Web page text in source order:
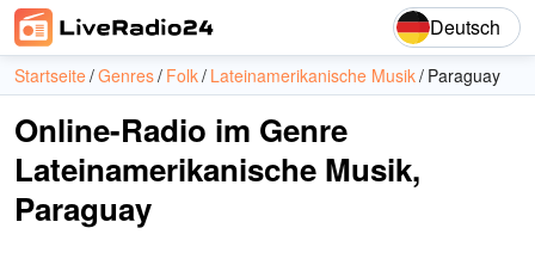
Deutsch
Startseite Genres Folk Lateinamerikanische Musik Paraguay
Online-Radio im Genre
Lateinamerikanische Musik,
Paraguay